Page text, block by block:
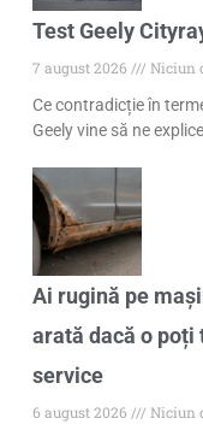
Test Geely
7 august 2026
Niciun
Ce contradicție în
Geely vine să ne
Ai rugină pe
arată dacă o
service
6 august 2026
Niciun